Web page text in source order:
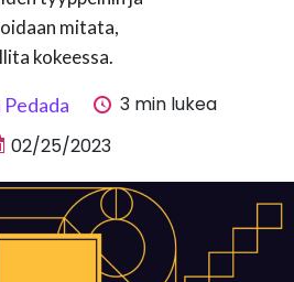
mitata,
kokeessa.
3 min lukea
02/25/2023